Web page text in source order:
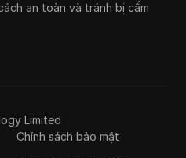
an toàn và tránh bị cấm
Limited
Chính sách bảo mật